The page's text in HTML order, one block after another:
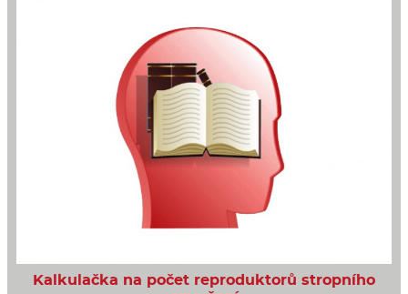
Kalkulačka na počet reproduktorů stropního